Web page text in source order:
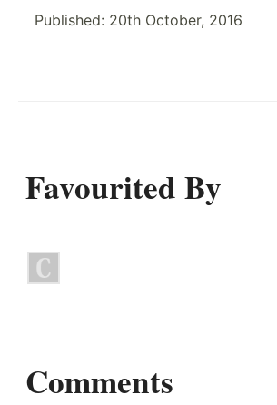
Published: 20th October, 2016
Favourited By
Comments